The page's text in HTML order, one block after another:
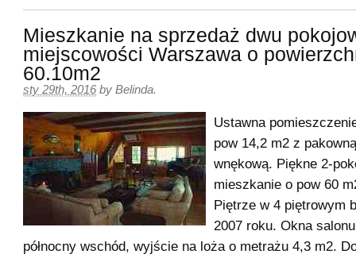
Mieszkanie na sprzedaż dwu
miejscowości Warszawa o
60.10m2
sty 29th, 2016 by Belinda.
Ustawna
pow 14,2 m2 z
wnękową. Piękne 2-
mieszkanie o pow 60
Piętrze w 4 piętrowym
2007 roku. Okna
północny wschód, wyjście na loża o metrażu 4,3 m2.